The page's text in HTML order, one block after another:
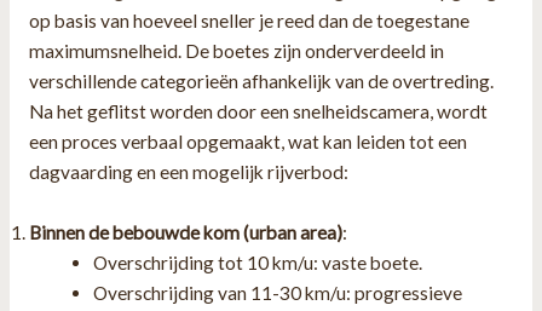
op basis van hoeveel sneller je reed dan de toegestane
maximumsnelheid. De boetes zijn onderverdeeld in
verschillende categorieën afhankelijk van de overtreding.
Na het geflitst worden door een snelheidscamera, wordt
een proces verbaal opgemaakt, wat kan leiden tot een
dagvaarding en een mogelijk rijverbod:
Binnen de bebouwde kom (urban area):
Overschrijding tot 10 km/u: vaste boete.
Overschrijding van 11-30 km/u: progressieve